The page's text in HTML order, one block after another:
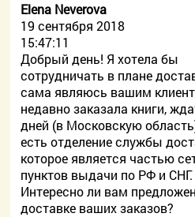
Elena Neverova
19 сентября 2018
15:47:11
Добрый день! Я хотела бы
сотрудничать в плане
сама являюсь вашим
недавно заказала книги,
дней (в Московскую
есть отделение службы
которое является частью
пунктов выдачи по РФ и СНГ.
Интересно ли вам
доставке ваших заказов?